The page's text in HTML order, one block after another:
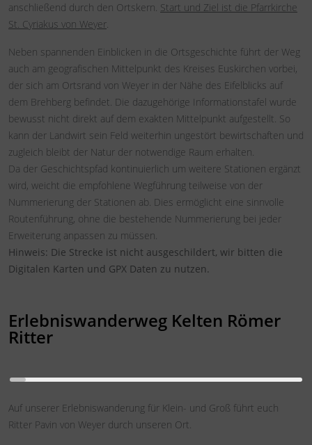
anschließend durch den Ortskern. Start und Ziel ist die Pfarrkirche
St. Cyriakus von Weyer.
Neben spannenden Einblicken in die Ortsgeschichte führt der Weg
auch am geografischen Mittelpunkt des Kreises Euskirchen vorbei,
der sich am Ortsrand von Weyer in der Nähe des Eifelblicks auf
dem Brehberg befindet. Die dazugehörige Informationstafel wurde
bewusst nicht direkt auf dem exakten Mittelpunkt aufgestellt. So
kann der Landwirt sein Feld weiterhin ungestört bewirtschaften und
zugleich bleibt der Natur der notwendige Raum erhalten.
Da der Geschichtspfad kontinuierlich um weitere Stationen ergänzt
wird, weicht die empfohlene Wegführung teilweise von der
Nummerierung der Stationen ab. Dies ermöglicht eine sinnvolle
Routenführung, ohne die bestehende Nummerierung bei jeder
Erweiterung anpassen zu müssen.
Hinweis: Die Strecke ist nicht ausgeschildert, wir bitten die
Digitalen Karten und GPX Daten zu nutzen.
Erlebniswanderweg Kelten Römer
Ritter
Auf unserer Erlebniswanderung für Klein- und Groß führt euch
Ritter Pavin von Weyer durch unseren Ort.